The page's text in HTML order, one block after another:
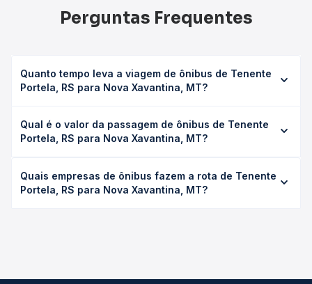
Perguntas Frequentes
Quanto tempo leva a viagem de ônibus de Tenente
Portela, RS para Nova Xavantina, MT?
Xavantina, MT leva em média 43h 45min, podendo variar
conforme a viação, o tipo de serviço (convencional,
duração exata de cada opção na data desejada.
Qual é o valor da passagem de ônibus de Tenente
Portela, RS para Nova Xavantina, MT?
para Nova Xavantina, MT custa em média R$ 1.018,99 e
varia conforme a data da viagem, a empresa, o tipo de
Quais empresas de ônibus fazem a rota de Tenente
Portela, RS para Nova Xavantina, MT?